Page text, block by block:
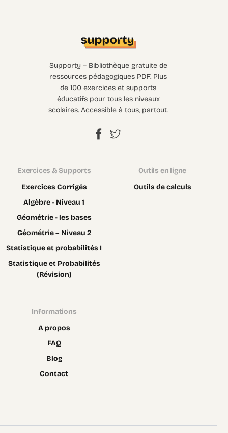
Supporty – Bibliothèque gratuite de
ressources pédagogiques PDF. Plus
de 100 exercices et supports
éducatifs pour tous les niveaux
scolaires. Accessible à tous, partout.
Exercices & Supports
Exercices Corrigés
Algèbre - Niveau 1
Géométrie - les bases
Géométrie – Niveau 2
Statistique et probabilités I
Statistique et Probabilités
(Révision)
Outils en ligne
Outils de calculs
Informations
A propos
FAQ
Blog
Contact